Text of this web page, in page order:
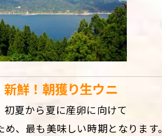
新鮮！朝獲り生ウニ
初夏から夏に産卵に向けて
め、最も美味しい時期となります。